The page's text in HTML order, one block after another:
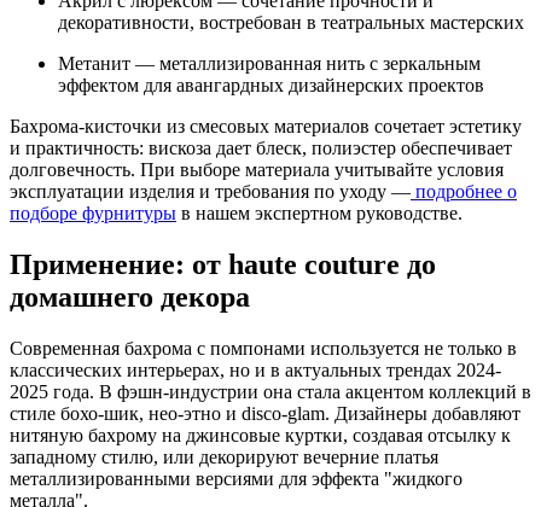
декоративности, востребован в театральных мастерских
Метанит — металлизированная нить с зеркальным
эффектом для авангардных дизайнерских проектов
Бахрома-кисточки из смесовых материалов сочетает эстетику
и практичность: вискоза дает блеск, полиэстер обеспечивает
долговечность. При выборе материала учитывайте условия
эксплуатации изделия и требования по уходу — подробнее о
подборе фурнитуры в нашем экспертном руководстве.
Применение: от haute couture до
домашнего декора
Современная бахрома с помпонами используется не только в
классических интерьерах, но и в актуальных трендах 2024-
2025 года. В фэшн-индустрии она стала акцентом коллекций в
стиле бохо-шик, нео-этно и disco-glam. Дизайнеры добавляют
нитяную бахрому на джинсовые куртки, создавая отсылку к
западному стилю, или декорируют вечерние платья
металлизированными версиями для эффекта "жидкого
металла".